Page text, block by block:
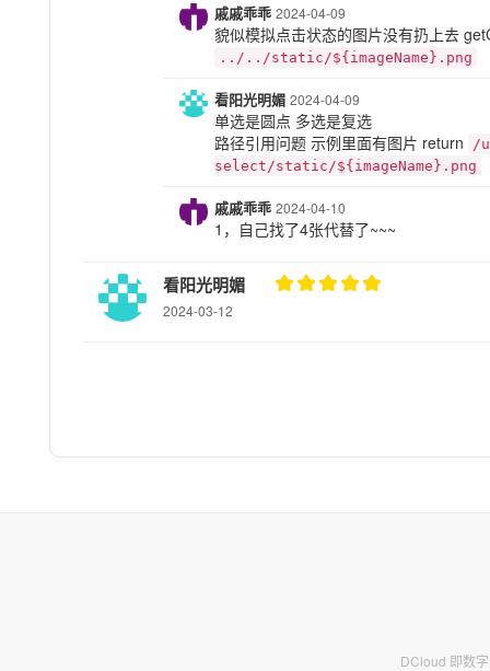
戚戚乖乖2024-04-09
貌似模拟点击状态的图片没有扔上去
../../static/${imageName}.png
看阳光明媚2024-04-09
单选是圆点 多选是复选
路径引用问题 示例里面有图片 return
/
select/static/${imageName}.png
戚戚乖乖2024-04-10
1，自己找了4张代替了~~~
看阳光明媚
2024-03-12
DCloud 即数